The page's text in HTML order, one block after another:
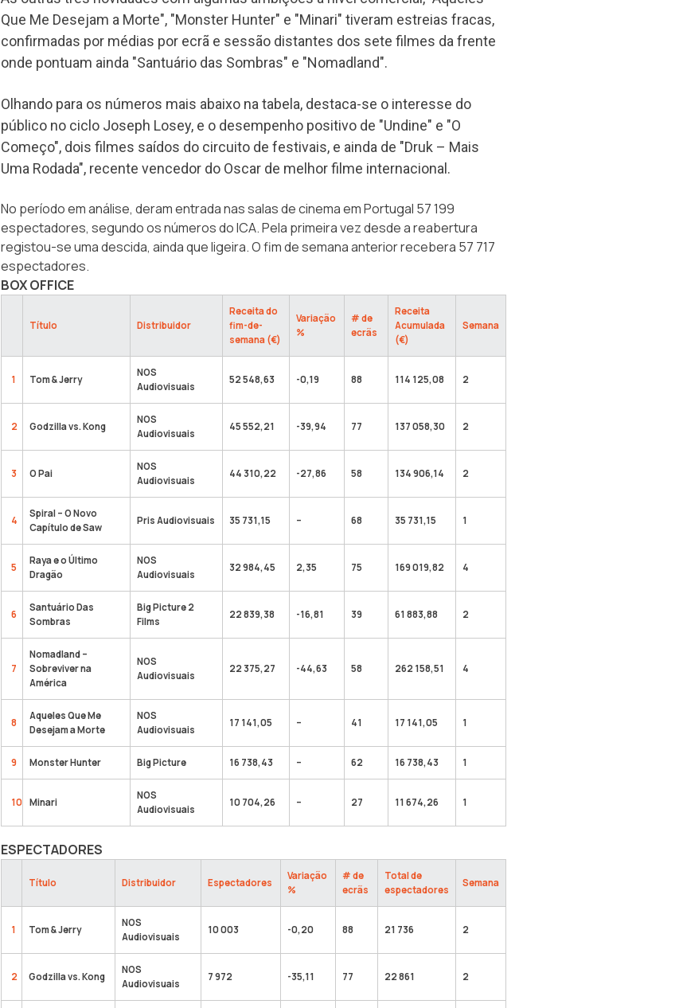
Que Me Desejam a Morte", "Monster Hunter" e "Minari" tiveram estreias fracas,
confirmadas por médias por ecrã e sessão distantes dos sete filmes da frente
onde pontuam ainda "Santuário das Sombras" e "Nomadland".
Olhando para os números mais abaixo na tabela, destaca-se o interesse do
público no ciclo Joseph Losey, e o desempenho positivo de "Undine" e "O
Começo", dois filmes saídos do circuito de festivais, e ainda de "Druk – Mais
Uma Rodada", recente vencedor do Oscar de melhor filme internacional.
No período em análise, deram entrada nas salas de cinema em Portugal 57 199
espectadores, segundo os números do ICA. Pela primeira vez desde a reabertura
registou-se uma descida, ainda que ligeira. O fim de semana anterior recebera 57 717
espectadores.
BOX OFFICE
Título Distribuidor
Receita do
fim-de-
semana (€)
Variação
%
# de
ecrãs
Receita
Acumulada
(€)
Semana
1 Tom & Jerry
NOS
Audiovisuais
52 548,63 -0,19 88 114 125,08 2
2 Godzilla vs. Kong
NOS
Audiovisuais
45 552,21 -39,94 77 137 058,30 2
3 O Pai
NOS
Audiovisuais
44 310,22 -27,86 58 134 906,14 2
4
Spiral – O Novo
Capítulo de Saw
Pris Audiovisuais 35 731,15 – 68 35 731,15 1
5
Raya e o Último
Dragão
NOS
Audiovisuais
32 984,45 2,35 75 169 019,82 4
6
Santuário Das
Sombras
Big Picture 2
Films
22 839,38 -16,81 39 61 883,88 2
7
Nomadland –
Sobreviver na
América
NOS
Audiovisuais
22 375,27 -44,63 58 262 158,51 4
8
Aqueles Que Me
Desejam a Morte
NOS
Audiovisuais
17 141,05 – 41 17 141,05 1
9 Monster Hunter Big Picture 16 738,43 – 62 16 738,43 1
10 Minari
NOS
Audiovisuais
10 704,26 – 27 11 674,26 1
ESPECTADORES
Título Distribuidor Espectadores
Variação
%
# de
ecrãs
Total de
espectadores
Semana
1 Tom & Jerry
NOS
Audiovisuais
10 003 -0,20 88 21 736 2
2 Godzilla vs. Kong
NOS
Audiovisuais
7 972 -35,11 77 22 861 2